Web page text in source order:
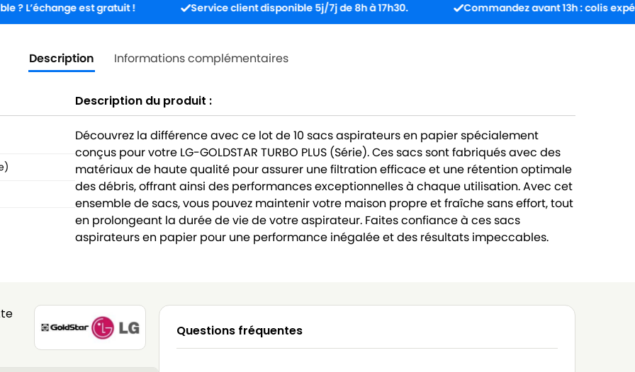
est gratuit ! Service client disponible 5j/7j de 8h à 17h30. Commandez avant 13h : colis expédié le
Description Informations complémentaires
Description du produit :
Découvrez la différence avec ce lot de 10 sacs aspirateurs en papier spécialement
conçus pour votre LG-GOLDSTAR TURBO PLUS (Série). Ces sacs sont fabriqués avec des
matériaux de haute qualité pour assurer une filtration efficace et une rétention optimale
des débris, offrant ainsi des performances exceptionnelles à chaque utilisation. Avec cet
ensemble de sacs, vous pouvez maintenir votre maison propre et fraîche sans effort, tout
en prolongeant la durée de vie de votre aspirateur. Faites confiance à ces sacs
aspirateurs en papier pour une performance inégalée et des résultats impeccables.
Questions fréquentes